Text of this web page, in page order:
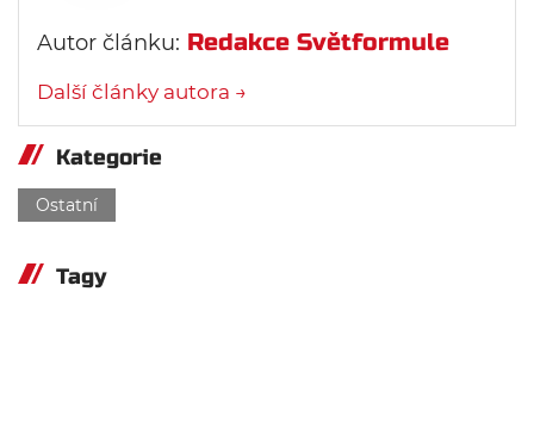
Autor článku: Redakce Světformule
Další články autora →
Kategorie
Ostatní
Tagy